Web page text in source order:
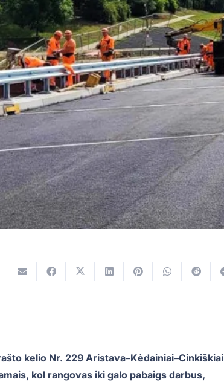
kelio Nr. 229 Aristava–Kėdainiai–Cinkiškiai
kol rangovas iki galo pabaigs darbus,